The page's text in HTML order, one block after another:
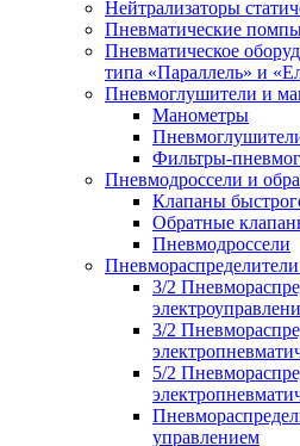
Нейтрализаторы
Пневматические
Пневматическое
типа «Параллель» и
Пневмоглушители и
Манометры
Фильтры-
Пневмодроссели и
Клапаны
Обратные
Пневмодроссели
3/2
3/2
5/2
управлением